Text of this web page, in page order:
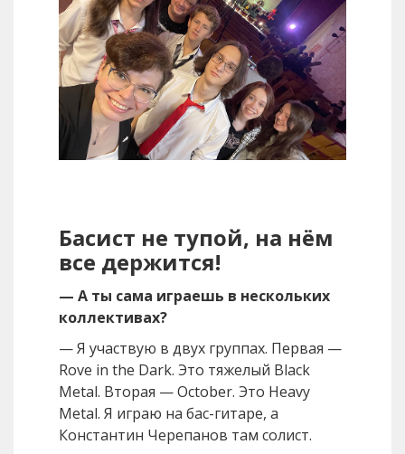
Басист не тупой, на нём
все держится!
— А ты сама играешь в нескольких
коллективах?
— Я участвую в двух группах. Первая —
Rove in the Dark. Это тяжелый Black
Metal. Вторая — October. Это Heavy
Metal. Я играю на бас-гитаре, а
Константин Черепанов там солист.